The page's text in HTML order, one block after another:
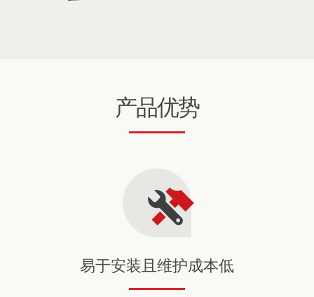
产品优势
易于安装且维护成本低